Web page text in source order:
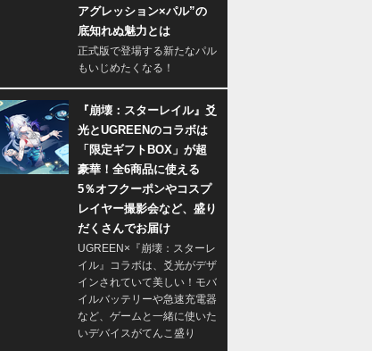
アグレッション×パル”の
底知れぬ魅力とは
正式版で登場する新たなパル
もいじめたくなる！
『崩壊：スターレイル』爻
光とUGREENのコラボは
「限定ギフトBOX」が超
豪華！全6商品に使える
5％オフクーポンやコスプ
レイヤー撮影会など、盛り
だくさんでお届け
UGREEN×『崩壊：スターレ
イル』コラボは、爻光がデザ
インされていて美しい！モバ
イルバッテリーや急速充電器
など、ゲームと一緒に使いた
いデバイスがてんこ盛り